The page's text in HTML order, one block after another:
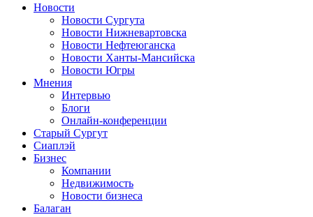
Новости
Новости Сургута
Новости Нижневартовска
Новости Нефтеюганска
Новости Ханты-Мансийска
Новости Югры
Мнения
Интервью
Блоги
Онлайн-конференции
Старый Сургут
Сиаплэй
Бизнес
Компании
Недвижимость
Новости бизнеса
Балаган